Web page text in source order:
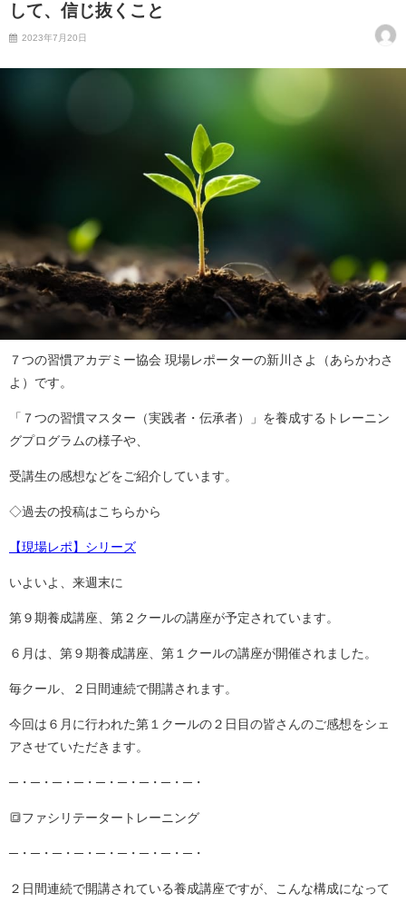
して、信じ抜くこと
2023年7月20日
７つの習慣アカデミー協会 現場レポーターの新川さよ（あらかわさ
よ）です。
「７つの習慣マスター（実践者・伝承者）」を養成するトレーニン
グプログラムの様子や、
受講生の感想などをご紹介しています。
◇過去の投稿はこちらから
【現場レポ】シリーズ
いよいよ、来週末に
第９期養成講座、第２クールの講座が予定されています。
６月は、第９期養成講座、第１クールの講座が開催されました。
毎クール、２日間連続で開講されます。
今回は６月に行われた第１クールの２日目の皆さんのご感想をシェ
アさせていただきます。
─・─・─・─・─・─・─・─・─・
🔳ファシリテータートレーニング
─・─・─・─・─・─・─・─・─・
２日間連続で開講されている養成講座ですが、こんな構成になって